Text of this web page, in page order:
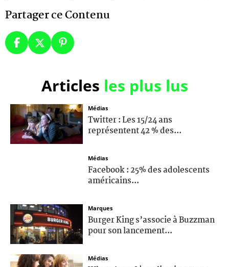
Partager ce Contenu
Articles les plus lus
Médias
Twitter : Les 15/24 ans
représentent 42 % des...
Médias
Facebook : 25% des adolescents
américains...
Marques
Burger King s’associe à Buzzman
pour son lancement...
Médias